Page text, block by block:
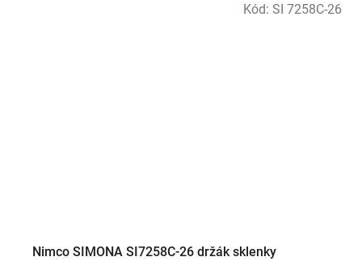
Nimco SIMONA SI7258C-26 držák sklenky
Kód: SI 7258C-26